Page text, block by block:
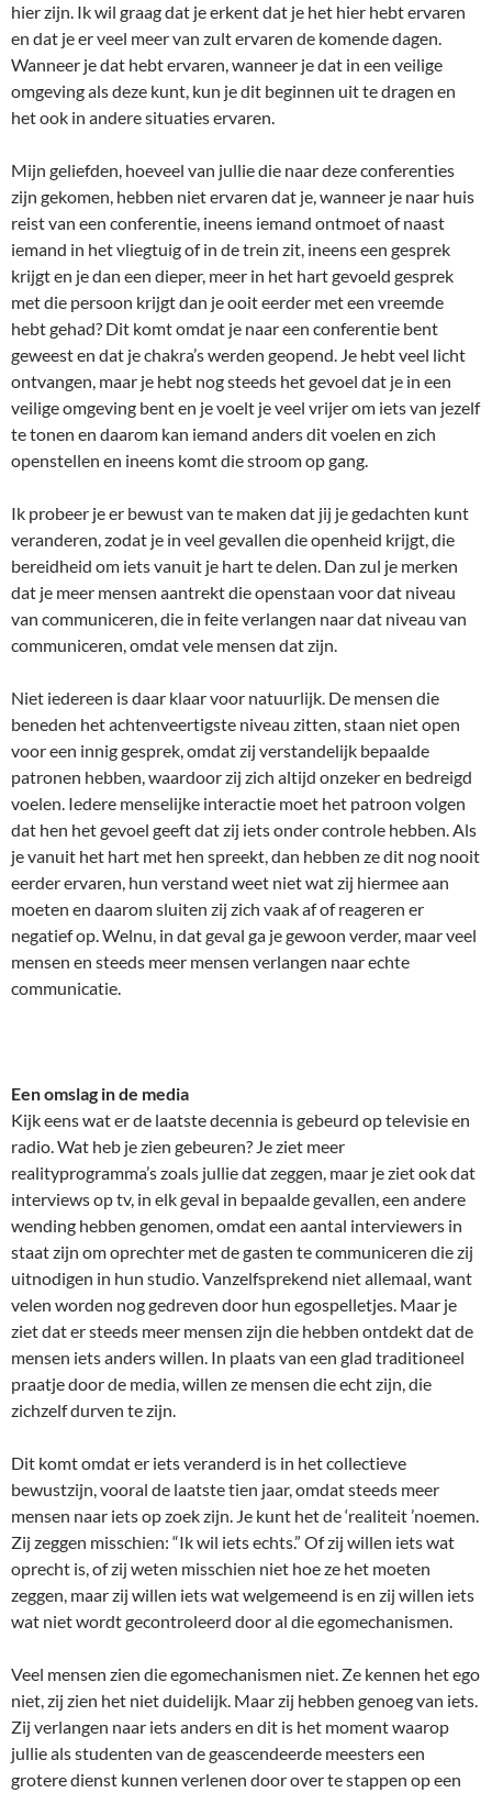
hier zijn. Ik wil graag dat je erkent dat je het hier hebt ervaren
en dat je er veel meer van zult ervaren de komende dagen.
Wanneer je dat hebt ervaren, wanneer je dat in een veilige
omgeving als deze kunt, kun je dit beginnen uit te dragen en
het ook in andere situaties ervaren.
Mijn geliefden, hoeveel van jullie die naar deze conferenties
zijn gekomen, hebben niet ervaren dat je, wanneer je naar huis
reist van een conferentie, ineens iemand ontmoet of naast
iemand in het vliegtuig of in de trein zit, ineens een gesprek
krijgt en je dan een dieper, meer in het hart gevoeld gesprek
met die persoon krijgt dan je ooit eerder met een vreemde
hebt gehad? Dit komt omdat je naar een conferentie bent
geweest en dat je chakra’s werden geopend. Je hebt veel licht
ontvangen, maar je hebt nog steeds het gevoel dat je in een
veilige omgeving bent en je voelt je veel vrijer om iets van jezelf
te tonen en daarom kan iemand anders dit voelen en zich
openstellen en ineens komt die stroom op gang.
Ik probeer je er bewust van te maken dat jij je gedachten kunt
veranderen, zodat je in veel gevallen die openheid krijgt, die
bereidheid om iets vanuit je hart te delen. Dan zul je merken
dat je meer mensen aantrekt die openstaan voor dat niveau
van communiceren, die in feite verlangen naar dat niveau van
communiceren, omdat vele mensen dat zijn.
Niet iedereen is daar klaar voor natuurlijk. De mensen die
beneden het achtenveertigste niveau zitten, staan niet open
voor een innig gesprek, omdat zij verstandelijk bepaalde
patronen hebben, waardoor zij zich altijd onzeker en bedreigd
voelen. Iedere menselijke interactie moet het patroon volgen
dat hen het gevoel geeft dat zij iets onder controle hebben. Als
je vanuit het hart met hen spreekt, dan hebben ze dit nog nooit
eerder ervaren, hun verstand weet niet wat zij hiermee aan
moeten en daarom sluiten zij zich vaak af of reageren er
negatief op. Welnu, in dat geval ga je gewoon verder, maar veel
mensen en steeds meer mensen verlangen naar echte
communicatie.
Een omslag in de media
Kijk eens wat er de laatste decennia is gebeurd op televisie en
radio. Wat heb je zien gebeuren? Je ziet meer
realityprogramma’s zoals jullie dat zeggen, maar je ziet ook dat
interviews op tv, in elk geval in bepaalde gevallen, een andere
wending hebben genomen, omdat een aantal interviewers in
staat zijn om oprechter met de gasten te communiceren die zij
uitnodigen in hun studio. Vanzelfsprekend niet allemaal, want
velen worden nog gedreven door hun egospelletjes. Maar je
ziet dat er steeds meer mensen zijn die hebben ontdekt dat de
mensen iets anders willen. In plaats van een glad traditioneel
praatje door de media, willen ze mensen die echt zijn, die
zichzelf durven te zijn.
Dit komt omdat er iets veranderd is in het collectieve
bewustzijn, vooral de laatste tien jaar, omdat steeds meer
mensen naar iets op zoek zijn. Je kunt het de ‘realiteit ’noemen.
Zij zeggen misschien: “Ik wil iets echts.” Of zij willen iets wat
oprecht is, of zij weten misschien niet hoe ze het moeten
zeggen, maar zij willen iets wat welgemeend is en zij willen iets
wat niet wordt gecontroleerd door al die egomechanismen.
Veel mensen zien die egomechanismen niet. Ze kennen het ego
niet, zij zien het niet duidelijk. Maar zij hebben genoeg van iets.
Zij verlangen naar iets anders en dit is het moment waarop
jullie als studenten van de geascendeerde meesters een
grotere dienst kunnen verlenen door over te stappen op een